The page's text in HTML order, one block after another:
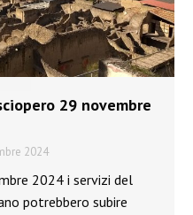
29 novembre
2024
2024 i servizi del
potrebbero subire